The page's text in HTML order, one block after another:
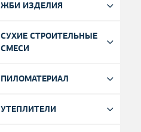
ЖБИ ИЗДЕЛИЯ
СУХИЕ СТРОИТЕЛЬНЫЕ
СМЕСИ
ПИЛОМАТЕРИАЛ
УТЕПЛИТЕЛИ